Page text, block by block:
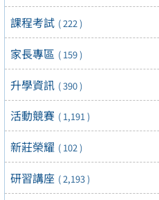
課程考試 ( 222 )
家長專區 ( 159 )
升學資訊 ( 390 )
活動競賽 ( 1,191 )
新莊榮耀 ( 102 )
研習講座 ( 2,193 )